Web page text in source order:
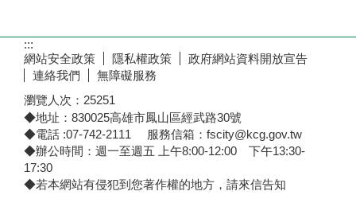
:::
網站安全政策
隱私權政策
政府網站資料開放宣告
連絡我們
無障礙服務
瀏覽人次： 25251
◆地址：830025高雄市鳳山區經武路30號
◆電話 :07-742-2111 服務信箱：fscity@kcg.gov.tw
◆辦公時間：週一至週五 上午8:00-12:00 下午13:30-
17:30
◆若本網站有侵犯到您著作權的地方，請來信告知